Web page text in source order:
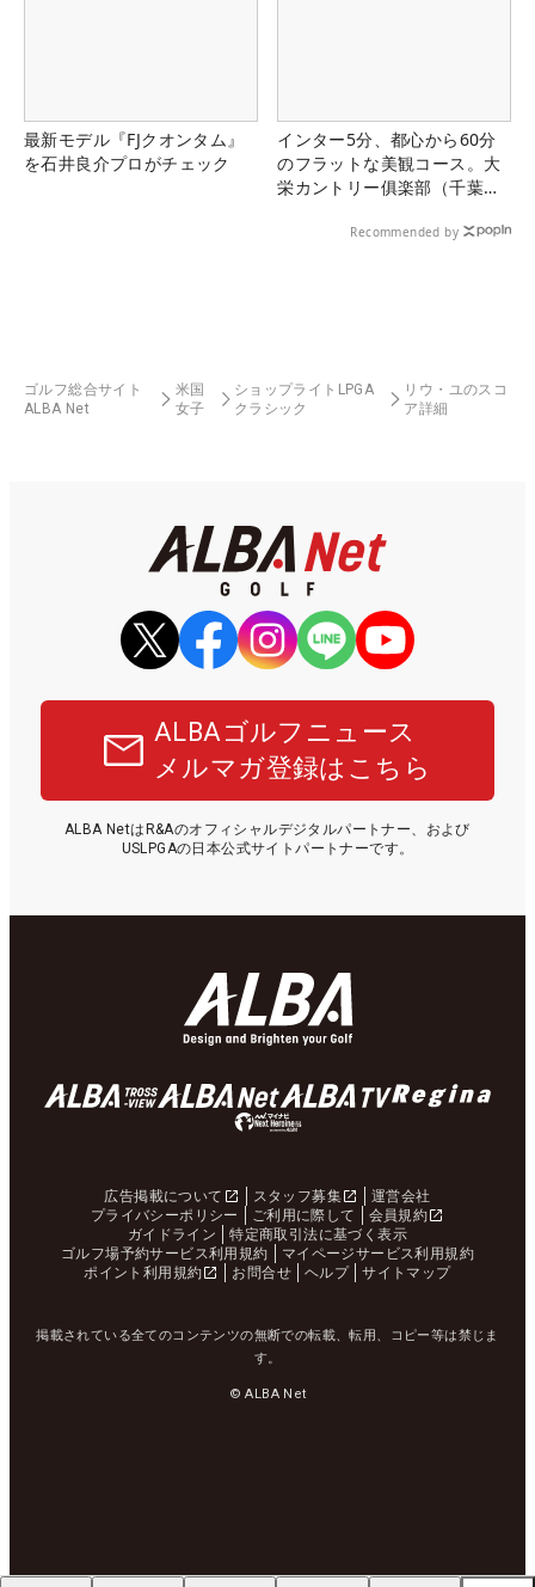
最新モデル『FJクオンタム』
を石井良介プロがチェック
インター5分、都心から60分
のフラットな美観コース。大
栄カントリー俱楽部（千葉
Recommended by
ゴルフ総合サイト
ALBA Net
米国
女子
ショップライトLPGA
クラシック
リウ・ユのスコ
ア詳細
ALBAゴルフニュース
メルマガ登録はこちら
ALBA NetはR&Aのオフィシャルデジタルパートナー、および
USLPGAの日本公式サイトパートナーです。
広告掲載について スタッフ募集
運営会社
プライバシーポリシー
ご利用に際して
会員規約
ガイドライン
特定商取引法に基づく表示
ゴルフ場予約サービス利用規約
マイページサービス利用規約
ポイント利用規約
お問合せ ヘルプ サイトマップ
掲載されている全てのコンテンツの無断での転載、転用、コピー等は禁じま
す。
© ALBA Net